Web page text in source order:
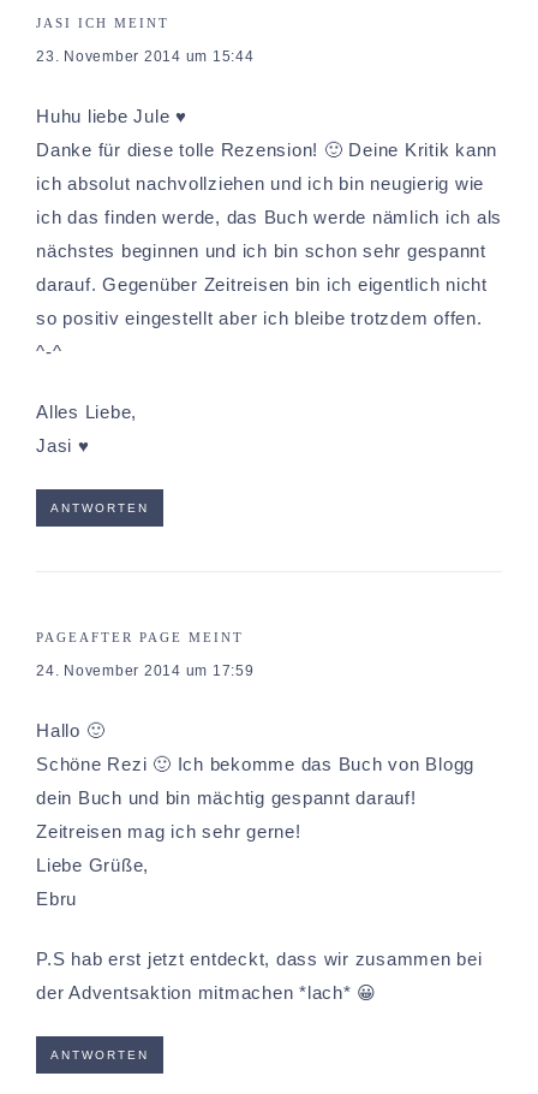
JASI ICH MEINT
23. November 2014 um 15:44
Huhu liebe Jule ♥
Danke für diese tolle Rezension! 🙂 Deine Kritik kann
ich absolut nachvollziehen und ich bin neugierig wie
ich das finden werde, das Buch werde nämlich ich als
nächstes beginnen und ich bin schon sehr gespannt
darauf. Gegenüber Zeitreisen bin ich eigentlich nicht
so positiv eingestellt aber ich bleibe trotzdem offen.
^-^
Alles Liebe,
Jasi ♥
ANTWORTEN
PAGEAFTER PAGE MEINT
24. November 2014 um 17:59
Hallo 🙂
Schöne Rezi 🙂 Ich bekomme das Buch von Blogg
dein Buch und bin mächtig gespannt darauf!
Zeitreisen mag ich sehr gerne!
Liebe Grüße,
Ebru
P.S hab erst jetzt entdeckt, dass wir zusammen bei
der Adventsaktion mitmachen *lach* 😀
ANTWORTEN